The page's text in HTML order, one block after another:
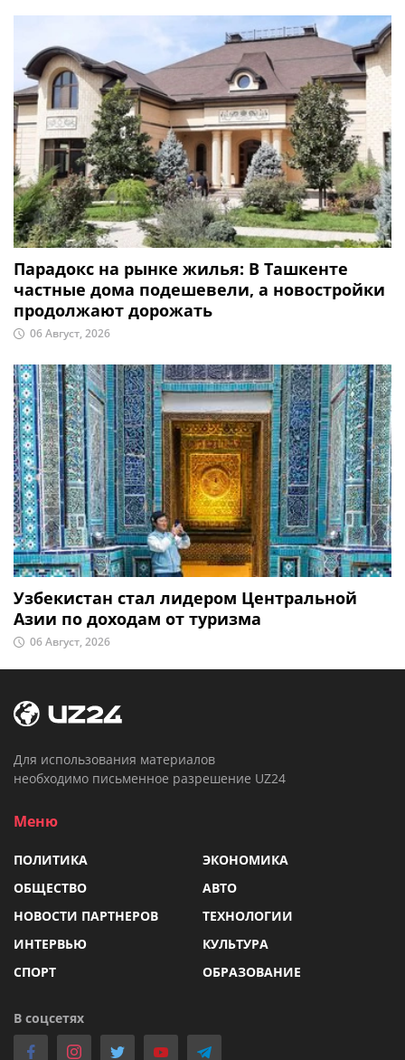
Парадокс на рынке жилья: В Ташкенте
частные дома подешевели, а новостройки
продолжают дорожать
06 Август, 2026
Узбекистан стал лидером Центральной
Азии по доходам от туризма
06 Август, 2026
Для использования материалов
необходимо письменное разрешение UZ24
Меню
ПОЛИТИКА
ЭКОНОМИКА
ОБЩЕСТВО
АВТО
НОВОСТИ ПАРТНЕРОВ
ТЕХНОЛОГИИ
ИНТЕРВЬЮ
КУЛЬТУРА
СПОРТ
ОБРАЗОВАНИЕ
В соцсетях